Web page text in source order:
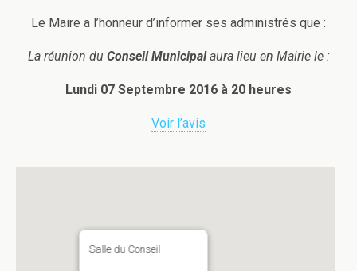
Le Maire a l’honneur d’informer ses administrés que :
La réunion du Conseil Municipalaura lieu en Mairie le :
Lundi 07 Septembre 2016 à 20 heures
Voir l’avis
Salle du Conseil